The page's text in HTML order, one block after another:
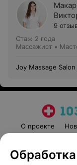
9
Стаж 2 года
Массажист •
Joy Massage
О проекте